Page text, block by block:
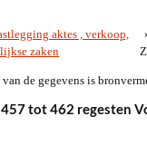
aktes , verkoop,
zaken
de gegevens is
tot 462 regesten